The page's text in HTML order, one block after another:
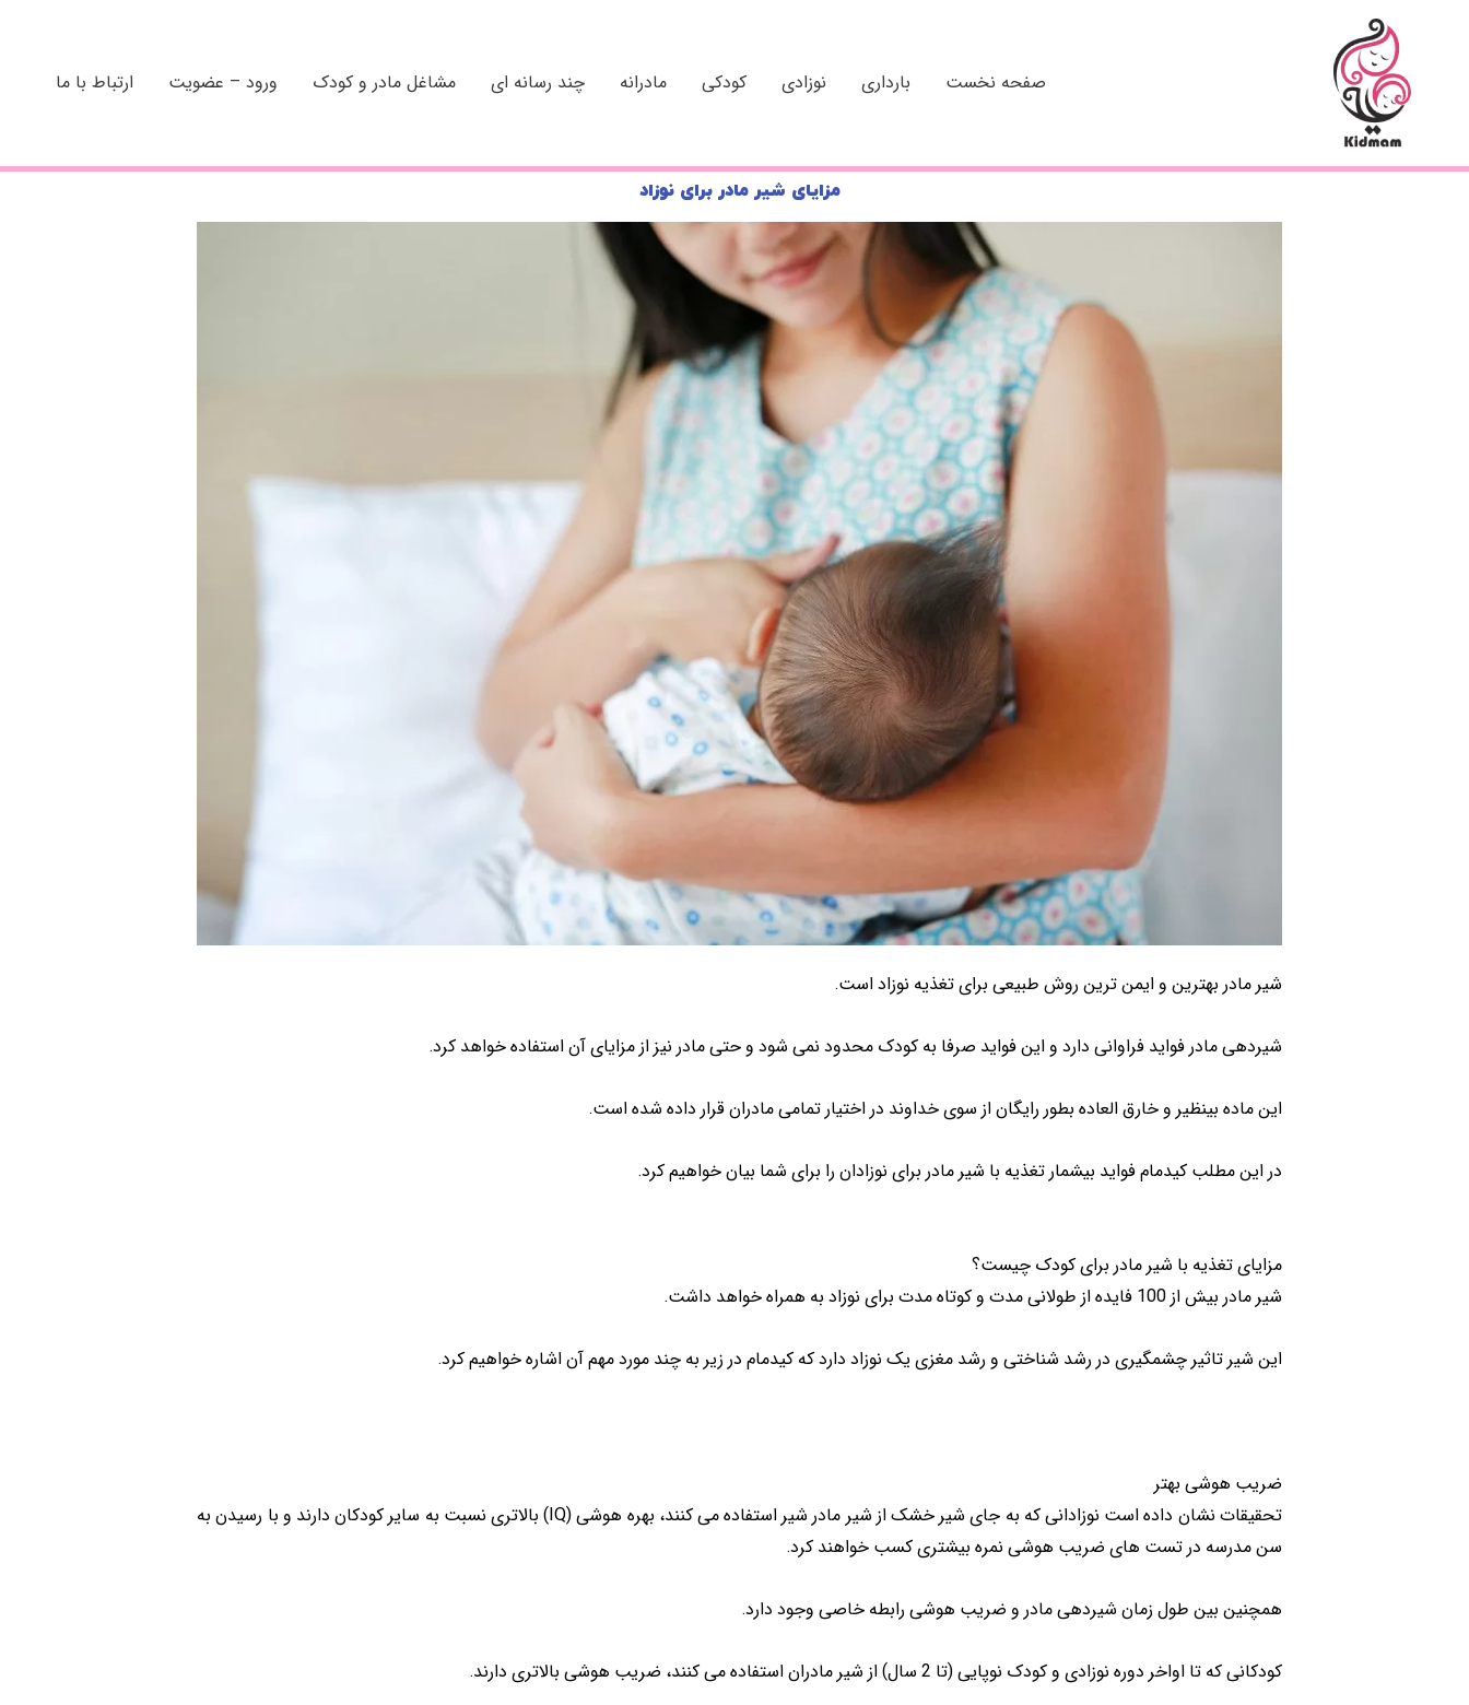
صفحه نخست بارداری نوزادی کودکی مادرانه چند رسانه ای مشاغل مادر و کودک ورود – عضویت ارتباط با ما
مزایای شیر مادر برای نوزاد
شیر مادر بهترین و ایمن ترین روش طبیعی برای تغذیه نوزاد است.
شیردهی مادر فواید فراوانی دارد و این فواید صرفا به کودک محدود نمی شود و حتی مادر نیز از مزایای آن استفاده خواهد کرد.
این ماده بینظیر و خارق العاده بطور رایگان از سوی خداوند در اختیار تمامی مادران قرار داده شده است.
در این مطلب کیدمام فواید بیشمار تغذیه با شیر مادر برای نوزادان را برای شما بیان خواهیم کرد.
مزایای تغذیه با شیر مادر برای کودک چیست؟
شیر مادر بیش از 100 فایده از طولانی مدت و کوتاه مدت برای نوزاد به همراه خواهد داشت.
این شیر تاثیر چشمگیری در رشد شناختی و رشد مغزی یک نوزاد دارد که کیدمام در زیر به چند مورد مهم آن اشاره خواهیم کرد.
ضریب هوشی بهتر
تحقیقات نشان داده است نوزادانی که به جای شیر خشک از شیر مادر شیر استفاده می کنند، بهره هوشی (IQ) بالاتری نسبت به سایر کودکان دارند و با رسیدن به
سن مدرسه در تست های ضریب هوشی نمره بیشتری کسب خواهند کرد.
همچنین بین طول زمان شیردهی مادر و ضریب هوشی رابطه خاصی وجود دارد.
کودکانی که تا اواخر دوره نوزادی و کودک نوپایی (تا 2 سال) از شیر مادران استفاده می کنند، ضریب هوشی بالاتری دارند.